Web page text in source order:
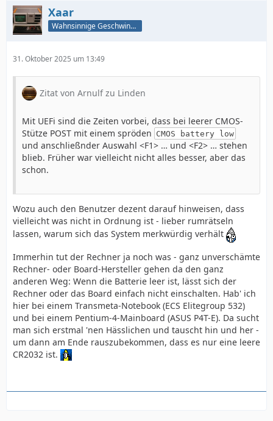
Xaar
Wahnsinnige Geschwindigkeit - und los!
31. Oktober 2025 um 13:49
Zitat von Arnulf zu Linden
Mit UEFi sind die Zeiten vorbei, dass bei leerer CMOS-
Stütze POST mit einem spröden CMOS battery low
und anschließnder Auswahl <F1> … und <F2> … stehen
blieb. Früher war vielleicht nicht alles besser, aber das
schon.
Wozu auch den Benutzer dezent darauf hinweisen, dass
vielleicht was nicht in Ordnung ist - lieber rumrätseln
lassen, warum sich das System merkwürdig verhält
Immerhin tut der Rechner ja noch was - ganz unverschämte
Rechner- oder Board-Hersteller gehen da den ganz
anderen Weg: Wenn die Batterie leer ist, lässt sich der
Rechner oder das Board einfach nicht einschalten. Hab' ich
hier bei einem Transmeta-Notebook (ECS Elitegroup 532)
und bei einem Pentium-4-Mainboard (ASUS P4T-E). Da sucht
man sich erstmal 'nen Hässlichen und tauscht hin und her -
um dann am Ende rauszubekommen, dass es nur eine leere
CR2032 ist.